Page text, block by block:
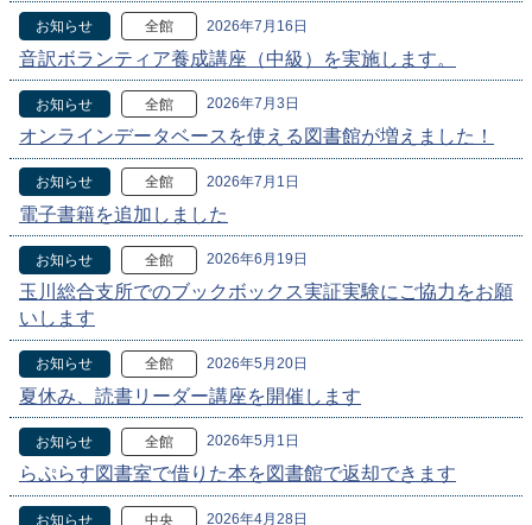
お知らせ 全館 2026年7月16日
音訳ボランティア養成講座（中級）を実施します。
お知らせ 全館 2026年7月3日
オンラインデータベースを使える図書館が増えました！
お知らせ 全館 2026年7月1日
電子書籍を追加しました
お知らせ 全館 2026年6月19日
玉川総合支所でのブックボックス実証実験にご協力をお願
いします
お知らせ 全館 2026年5月20日
夏休み、読書リーダー講座を開催します
お知らせ 全館 2026年5月1日
らぷらす図書室で借りた本を図書館で返却できます
お知らせ 中央 2026年4月28日